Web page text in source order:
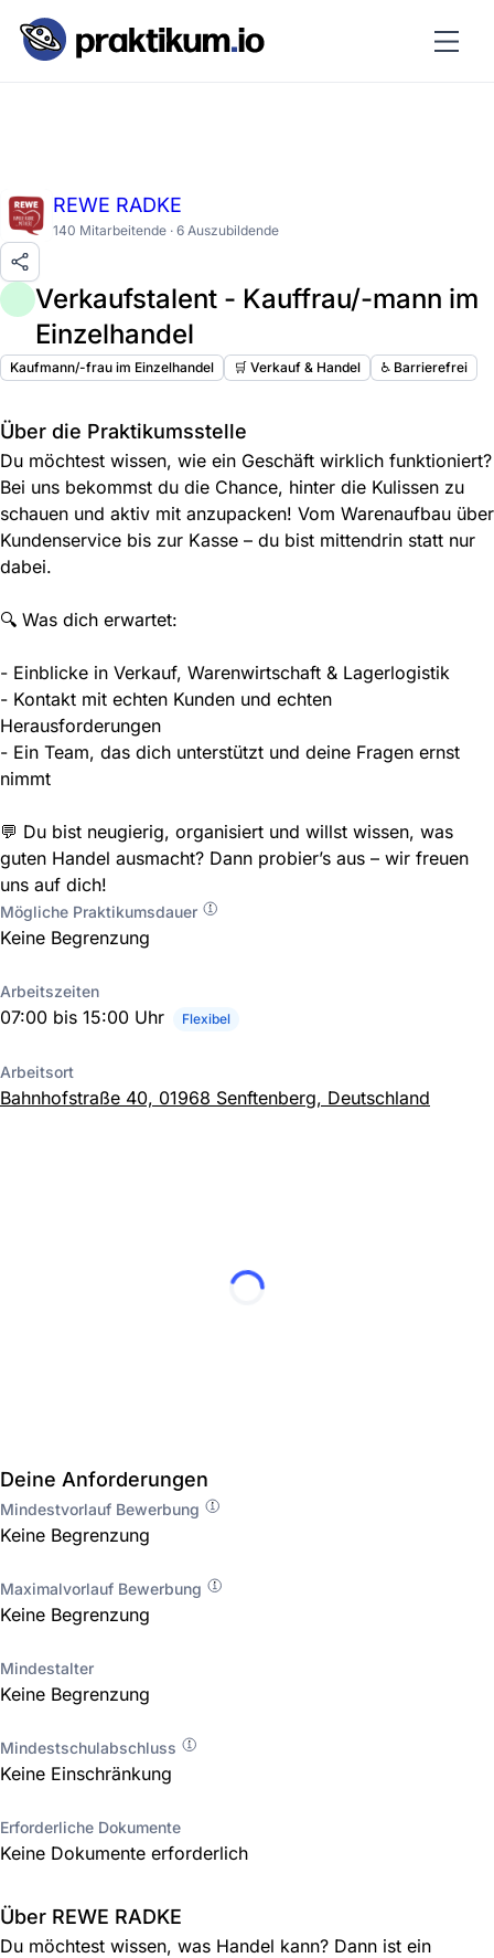
REWE RADKE
140 Mitarbeitende · 6 Auszubildende
Verkaufstalent - Kauffrau/-mann im
Einzelhandel
Kaufmann/-frau im Einzelhandel 🛒 Verkauf & Handel ♿️ Barrierefrei
Über die Praktikumsstelle
Du möchtest wissen, wie ein Geschäft wirklich funktioniert?
Bei uns bekommst du die Chance, hinter die Kulissen zu
schauen und aktiv mit anzupacken! Vom Warenaufbau über
Kundenservice bis zur Kasse – du bist mittendrin statt nur
dabei.
🔍 Was dich erwartet:
- Einblicke in Verkauf, Warenwirtschaft & Lagerlogistik
- Kontakt mit echten Kunden und echten
Herausforderungen
- Ein Team, das dich unterstützt und deine Fragen ernst
nimmt
💬 Du bist neugierig, organisiert und willst wissen, was
guten Handel ausmacht? Dann probier’s aus – wir freuen
uns auf dich!
Mögliche Praktikumsdauer
Keine Begrenzung
Arbeitszeiten
07:00 bis 15:00 Uhr Flexibel
Arbeitsort
Bahnhofstraße 40, 01968 Senftenberg, Deutschland
Deine Anforderungen
Mindestvorlauf Bewerbung
Keine Begrenzung
Maximalvorlauf Bewerbung
Keine Begrenzung
Mindestalter
Keine Begrenzung
Mindestschulabschluss
Keine Einschränkung
Erforderliche Dokumente
Keine Dokumente erforderlich
Über REWE RADKE
Du möchtest wissen, was Handel kann? Dann ist ein